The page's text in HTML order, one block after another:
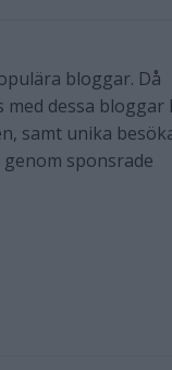
bloggar. Då
dessa bloggar
samt unika
sponsrade